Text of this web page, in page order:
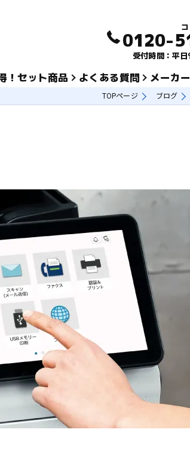
0120-
受付時間：平
！セット商品 よくある質問 メーカ
TOPページ ブログ